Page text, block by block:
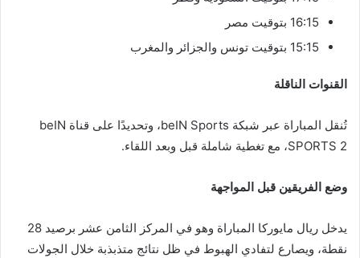
16:15 بتوقيت مصر
15:15 بتوقيت تونس والجزائر والمغرب
القنوات الناقلة
تُنقل المباراة عبر شبكة beIN Sports، وتحديدًا على قناة beIN
SPORTS 2، مع تغطية شاملة قبل وبعد اللقاء.
وضع الفريقين قبل المواجهة
يدخل ريال مايوركا المباراة وهو في المركز الثامن عشر برصيد 28
نقطة، ويصارع لتفادي الهبوط في ظل نتائج متذبذبة خلال الجولات